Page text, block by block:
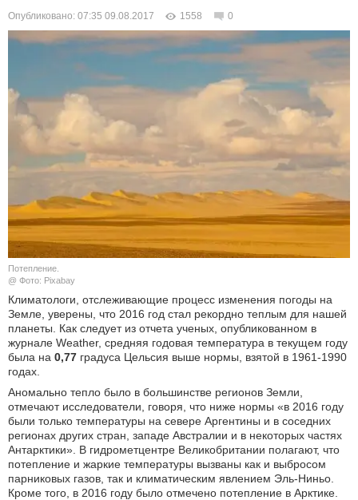
ЭКОНОМИКА
В МИРЕ
ОБЩЕСТВО
КУЛЬТУРА
НАУКА
СПОРТ
ЭГОИЗМ
БЛОГ
Опубликовано: 07:35 09.08.2017 1558 0
Потепление.
@ Фото: Pixabay
Климатологи, отслеживающие процесс изменения погоды на
Земле, уверены, что 2016 год стал рекордно теплым для нашей
планеты. Как следует из отчета ученых, опубликованном в
журнале Weather, средняя годовая температура в текущем году
была на 0,77 градуса Цельсия выше нормы, взятой в 1961-1990
годах.
Аномально тепло было в большинстве регионов Земли,
отмечают исследователи, говоря, что ниже нормы «в 2016 году
были только температуры на севере Аргентины и в соседних
регионах других стран, западе Австралии и в некоторых частях
Антарктики». В гидрометцентре Великобритании полагают, что
потепление и жаркие температуры вызваны как и выбросом
парниковых газов, так и климатическим явлением Эль-Ниньо.
Кроме того, в 2016 году было отмечено потепление в Арктике.